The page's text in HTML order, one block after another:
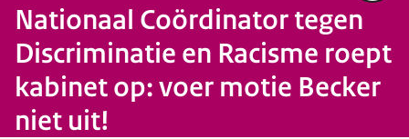
Nationaal Coördinator tegen
Discriminatie en Racisme roept
kabinet op: voer motie Becker
niet uit!